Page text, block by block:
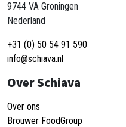
9744 VA Groningen
Nederland
+31 (0) 50 54 91 590
info@schiava.nl
Over Schiava
Over ons
Brouwer FoodGroup